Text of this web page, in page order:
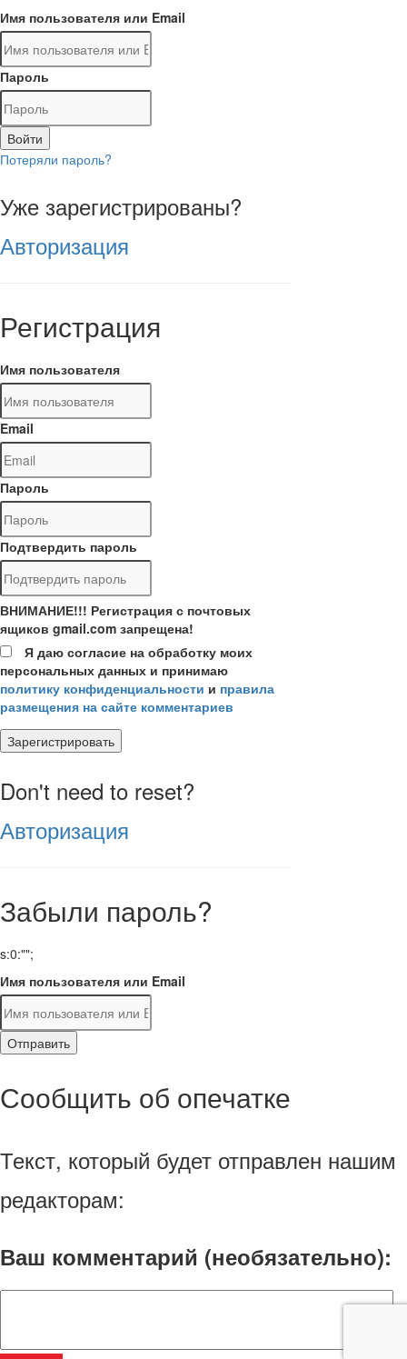
Имя пользователя или Email
Пароль
Войти
Потеряли пароль?
Уже зарегистрированы?
Авторизация
Регистрация
Имя пользователя
Email
Пароль
Подтвердить пароль
ВНИМАНИЕ!!! Регистрация с почтовых
ящиков gmail.com запрещена!
Я даю согласие на обработку моих
персональных данных и принимаю
политику конфиденциальности и правила
размещения на сайте комментариев
Зарегистрировать
Don't need to reset?
Авторизация
Забыли пароль?
s:0:"";
Имя пользователя или Email
Отправить
Сообщить об опечатке
Текст, который будет отправлен нашим
редакторам:
Ваш комментарий (необязательно):